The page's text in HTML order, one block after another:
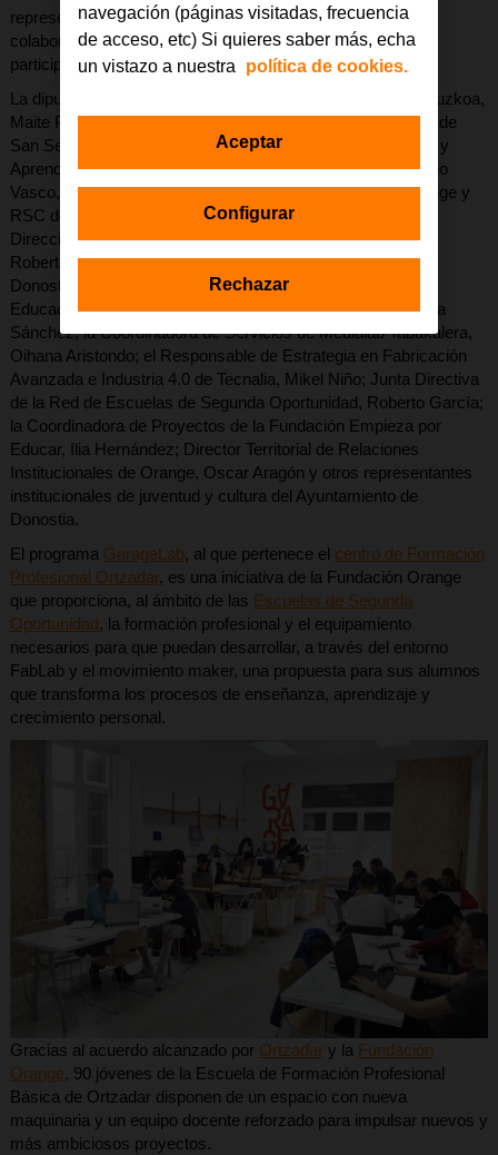
representantes institucionales de Donostia y entidades
colaboradoras del proyecto que han felicitado a los jóvenes
participantes en el proyecto premiado ARTCCESIBLE:
La diputada de Política Social de la Diputación Foral de Gipuzkoa,
Maite Peña; la Concejal de Acción Social del Ayuntamiento de
San Sebastián, Aitziber San Román, el director Tecnología y
Aprendizajes Avanzados Consejería de Educación Gobierno
Vasco, Rikardo Lamadrid; el director de Fundación de Orange y
RSC de Orange, Daniel Morales Gutiérrez; el director de la
Dirección de Apoyo de la ONCE de la capital guipuzcoana,
Roberto Doval; el representante del puesto Europe Direct
Donostia San Sebastián, Ainhoa Martín; la Responsable de
Educación e Investigación del Museo Chillida Leku, Nausica
Sánchez; la Coordinadora de Servicios de Medialab Tabakalera,
Oihana Aristondo; el Responsable de Estrategia en Fabricación
Avanzada e Industria 4.0 de Tecnalia, Mikel Niño; Junta Directiva
de la Red de Escuelas de Segunda Oportunidad, Roberto García;
la Coordinadora de Proyectos de la Fundación Empieza por
Educar, Ilia Hernández; Director Territorial de Relaciones
Institucionales de Orange, Oscar Aragón y otros representantes
institucionales de juventud y cultura del Ayuntamiento de
Donostia.
El programa GarageLab, al que pertenece el centro de Formación
Profesional Ortzadar, es una iniciativa de la Fundación Orange
que proporciona, al ámbito de las Escuelas de Segunda
Oportunidad, la formación profesional y el equipamiento
necesarios para que puedan desarrollar, a través del entorno
FabLab y el movimiento maker, una propuesta para sus alumnos
que transforma los procesos de enseñanza, aprendizaje y
crecimiento personal.
Gracias al acuerdo alcanzado por Ortzadary la Fundación
Orange, 90 jóvenes de la Escuela de Formación Profesional
Básica de Ortzadar disponen de un espacio con nueva
maquinaria y un equipo docente reforzado para impulsar nuevos y
más ambiciosos proyectos.
navegación (páginas visitadas, frecuencia
de acceso, etc) Si quieres saber más, echa
un vistazo a nuestra
política de cookies.
Configurar
Rechazar
Aceptar